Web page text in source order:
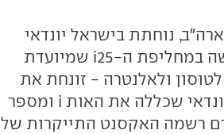
נוחתת בישראל יונדאי
אקסנט החדשה. מדובר למעשה במחליפת ה-i25 שמיועדת
ולאלנטרה - זונחת את
שיטת השמות הקודמת של יונדאי שכללה את האות i ומספר
רשמה האקסנט התייקרות של